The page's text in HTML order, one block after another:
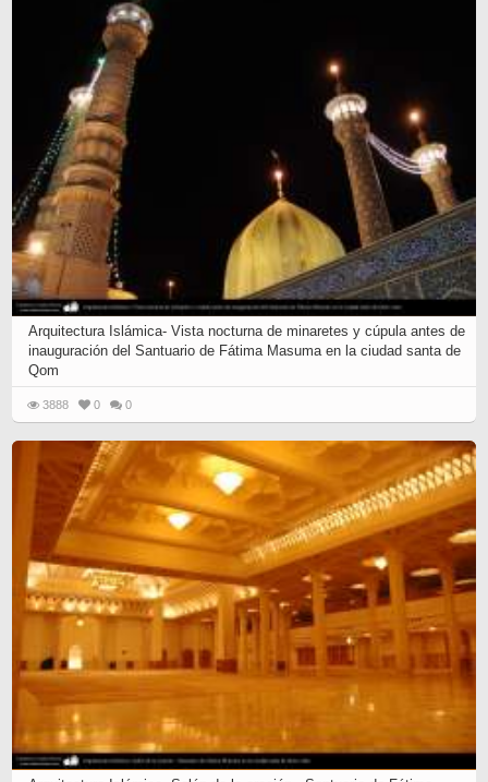
Arquitectura Islámica- Vista nocturna de minaretes y cúpula antes de
inauguración del Santuario de Fátima Masuma en la ciudad santa de
Qom
3888 0 0